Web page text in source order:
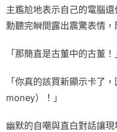
主尷尬地表示自己的電腦
勳聽完瞬間露出震驚表情，
「那簡直是古董中的古董！
「你真的該買新顯示卡了
money）！」
幽默的自嘲與直白對話讓